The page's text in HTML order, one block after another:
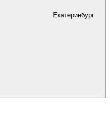
Екатеринбург